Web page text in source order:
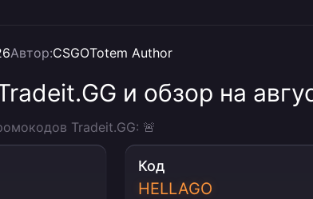
Автор:CSGOTotem Author
и обзор на
Tradeit.GG: 🚨
Код
HELLAGO